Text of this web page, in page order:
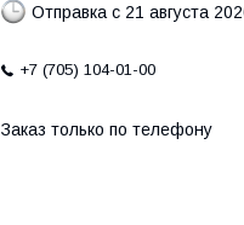
Отправка с 21 августа
+7 (705) 104-01-00
Заказ только по телефону